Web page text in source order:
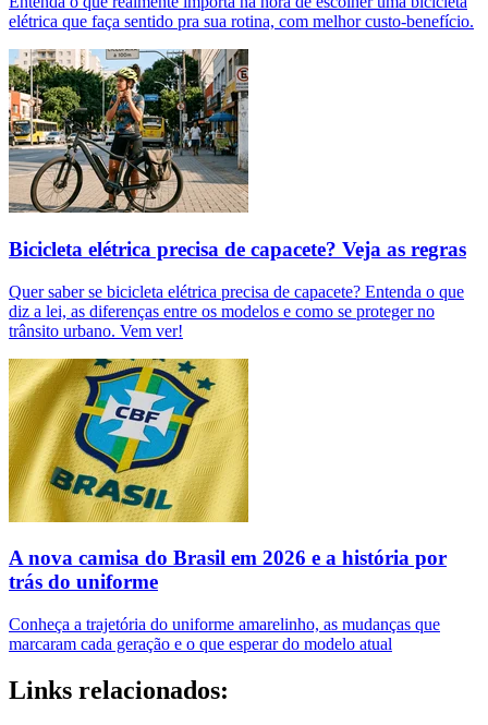
elétrica que faça sentido pra sua rotina, com melhor custo-benefício.
Bicicleta elétrica precisa de capacete? Veja as regras
Quer saber se bicicleta elétrica precisa de capacete? Entenda o que
diz a lei, as diferenças entre os modelos e como se proteger no
trânsito urbano. Vem ver!
A nova camisa do Brasil em 2026 e a história por
trás do uniforme
Conheça a trajetória do uniforme amarelinho, as mudanças que
marcaram cada geração e o que esperar do modelo atual
Links relacionados: